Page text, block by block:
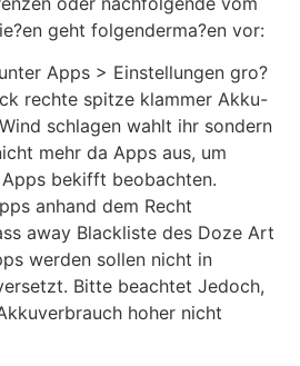
geht folgenderma?en vor:
Apps > Einstellungen gro?
rechte spitze klammer Akku-
schlagen wahlt ihr sondern
mehr da Apps aus, um
bekifft beobachten.
anhand dem Recht
away Blackliste des Doze Art
werden sollen nicht in
Bitte beachtet Jedoch,
hoher nicht